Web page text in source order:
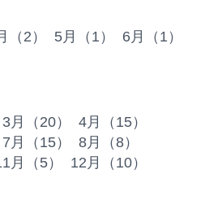
（2） 5月（1）
6月（1）
3月（20）
4月（15）
7月（15）
8月（8）
月（5） 12月（10）